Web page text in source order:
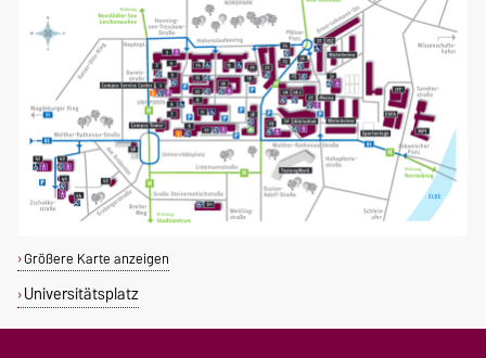
Größere Karte anzeigen
Universitätsplatz